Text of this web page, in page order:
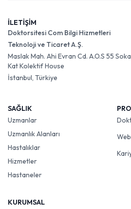
İLETİŞİM
Doktorsitesi Com Bilgi Hizmetleri
Teknoloji ve Ticaret A.Ş.
Maslak Mah. Ahi Evran Cd. A.O.S 55
Kat Kolektif House
İstanbul, Türkiye
SAĞLIK
Uzmanlar
Uzmanlık Alanları
Hastalıklar
Hizmetler
Hastaneler
KURUMSAL